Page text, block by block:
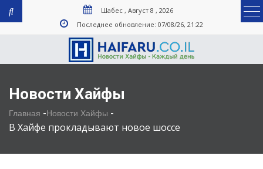
Шабес , Август 8 , 2026
Последнее обновление: 07/08/26, 21:22
Новости Хайфы
Главная -Новости Хайфы -
В Хайфе прокладывают новое шоссе